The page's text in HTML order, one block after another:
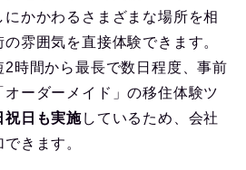
にかかわるさまざまな場所を相
雰囲気を直接体験できます。
時間から最長で数日程度、事前
ーダーメイド」の移住体験ツ
祝日も実施しているため、会社
きます。